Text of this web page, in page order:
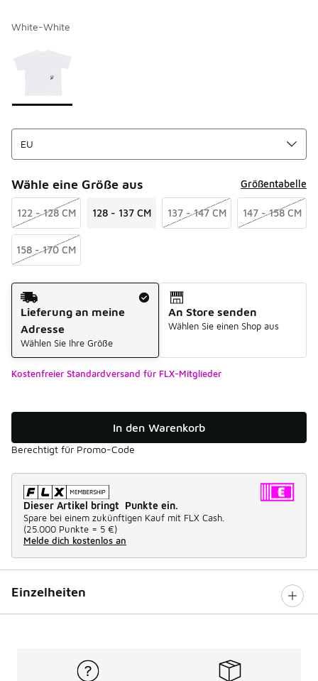
White-White
Wähle eine Größe aus Größentabelle
122 - 128 CM 128 - 137 CM 137 - 147 CM 147 - 158 CM
158 - 170 CM
Versandart
Lieferung an meine
Adresse
Wählen Sie Ihre Größe
An Store senden
Wählen Sie einen Shop aus
Kostenfreier Standardversand für FLX-Mitglieder
In den Warenkorb
Berechtigt für Promo-Code
Dieser Artikel bringt Punkte ein.
Spare bei einem zukünftigen Kauf mit FLX Cash.
(25.000 Punkte = 5 €)
Melde dich kostenlos an
Einzelheiten